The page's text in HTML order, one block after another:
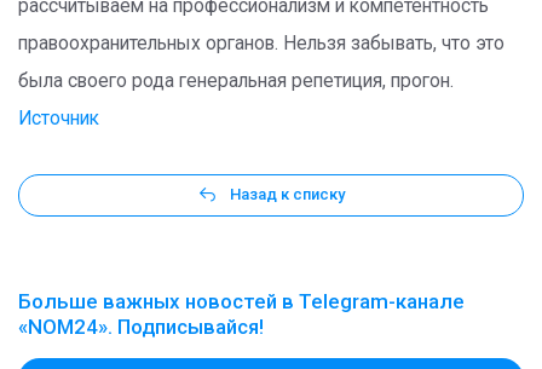
рассчитываем на профессионализм и компетентность
правоохранительных органов. Нельзя забывать, что это
была своего рода генеральная репетиция, прогон.
Источник
Назад к списку
Больше важных новостей в Telegram-канале
«NOM24». Подписывайся!